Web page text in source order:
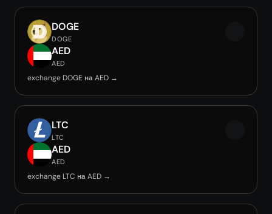
DOGE
DOGE
AED
AED
exchange DOGE на AED →
LTC
LTC
AED
AED
exchange LTC на AED →